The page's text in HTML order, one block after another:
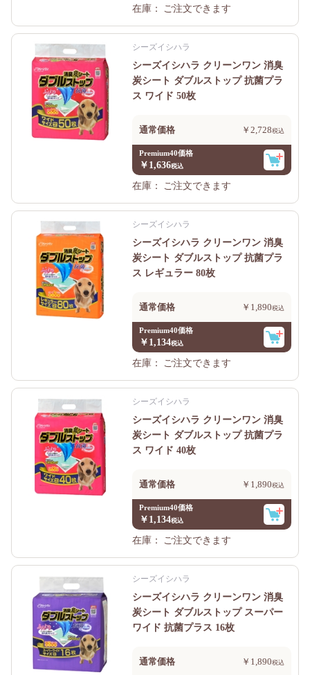
在庫：
ご注文できます
シーズイシハラ
シーズイシハラ クリーンワン 消臭
炭シート ダブルストップ 抗菌プラ
ス ワイド 50枚
通常価格 ￥2,728
Premium40価格
￥1,636
在庫：
ご注文できます
シーズイシハラ
シーズイシハラ クリーンワン 消臭
炭シート ダブルストップ 抗菌プラ
ス レギュラー 80枚
通常価格 ￥1,890
Premium40価格
￥1,134
在庫：
ご注文できます
シーズイシハラ
シーズイシハラ クリーンワン 消臭
炭シート ダブルストップ 抗菌プラ
ス ワイド 40枚
通常価格 ￥1,890
Premium40価格
￥1,134
在庫：
ご注文できます
シーズイシハラ
シーズイシハラ クリーンワン 消臭
炭シート ダブルストップ スーパー
ワイド 抗菌プラス 16枚
通常価格 ￥1,890